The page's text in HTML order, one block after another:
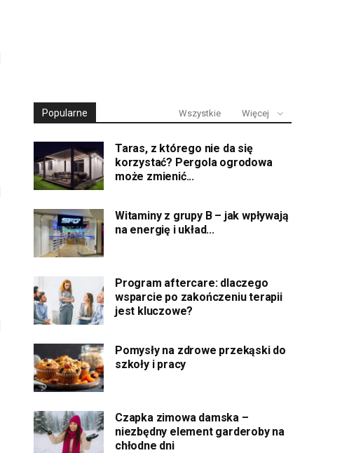
Popularne Wszystkie Więcej
Taras, z którego nie da się
korzystać? Pergola ogrodowa
może zmienić...
Witaminy z grupy B – jak wpływają
na energię i układ...
Program aftercare: dlaczego
wsparcie po zakończeniu terapii
jest kluczowe?
Pomysły na zdrowe przekąski do
szkoły i pracy
Czapka zimowa damska –
niezbędny element garderoby na
chłodne dni